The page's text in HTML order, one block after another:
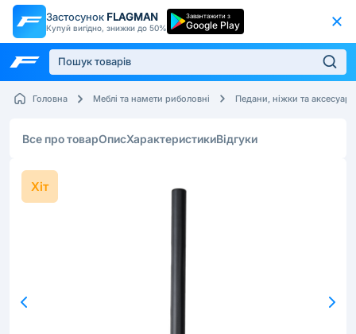
Застосунок FLAGMAN
Купуй вигідно, знижки до 50%
Завантажити з
Google Play
Головна Меблі та намети риболовні Педани, ніжки та
Все про товарОписХарактеристикиВідгуки
Хіт